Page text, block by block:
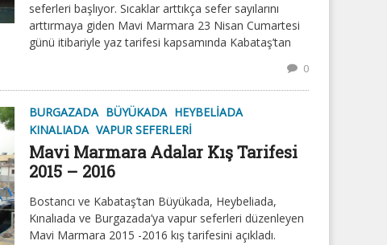
seferleri başlıyor. Sıcaklar arttıkça sefer sayılarını
arttırmaya giden Mavi Marmara 23 Nisan Cumartesi
günü itibariyle yaz tarifesi kapsamında Kabataş’tan
0
BURGAZADA BÜYÜKADA HEYBELIADA
KINALIADA VAPUR SEFERLERI
Mavi Marmara Adalar Kış Tarifesi
2015 – 2016
Bostancı ve Kabataş’tan Büyükada, Heybeliada,
Kınalıada ve Burgazada’ya vapur seferleri düzenleyen
Mavi Marmara 2015 -2016 kış tarifesini açıkladı.